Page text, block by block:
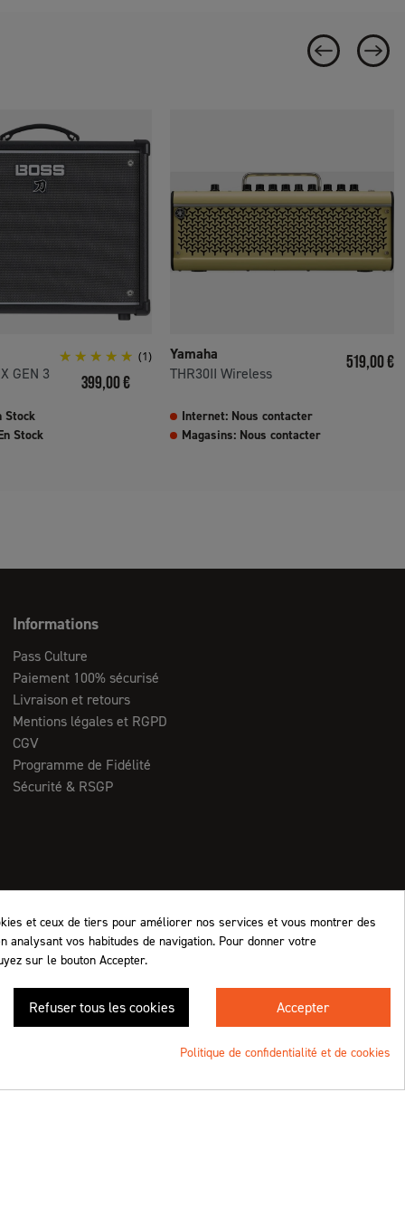
GEN 3
(1)
Prix
399,00 €
Stock
Stock
Yamaha
THR30II Wireless
Prix
519,00 €
Internet: Nous contacter
Magasins: Nous contacter
Informations
Pass Culture
Paiement 100% sécurisé
Livraison et retours
Mentions légales et RGPD
CGV
Programme de Fidélité
Sécurité & RSGP
Retrouvez-nous !
et ceux de tiers pour améliorer nos services et vous montrer des
analysant vos habitudes de navigation. Pour donner votre
sur le bouton Accepter.
Accepter
Refuser tous les cookies
Politique de confidentialité et de cookies
★★★★★